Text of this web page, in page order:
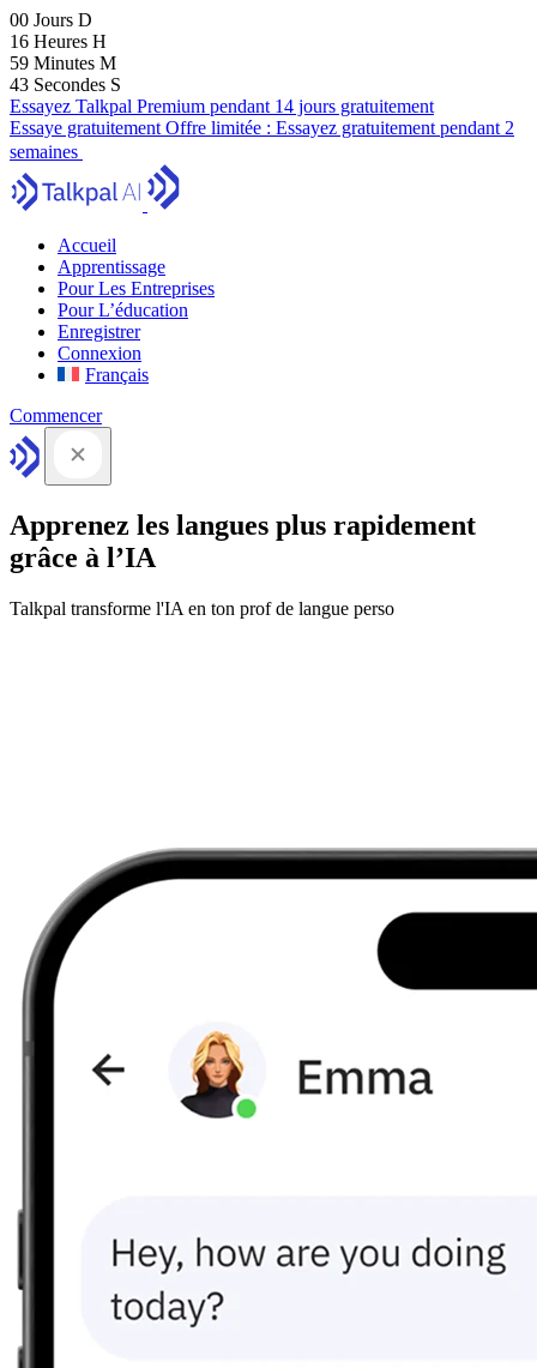
00 Jours D
16 Heures H
59 Minutes M
41 Secondes S
Essayez Talkpal Premium pendant 14 jours gratuitement
Essaye gratuitement Offre limitée : Essayez gratuitement pendant 2
semaines
Accueil
Apprentissage
Pour Les Entreprises
Pour L’éducation
Enregistrer
Connexion
Français
Commencer
Apprenez les langues plus rapidement
grâce à l’IA
Talkpal transforme l'IA en ton prof de langue perso